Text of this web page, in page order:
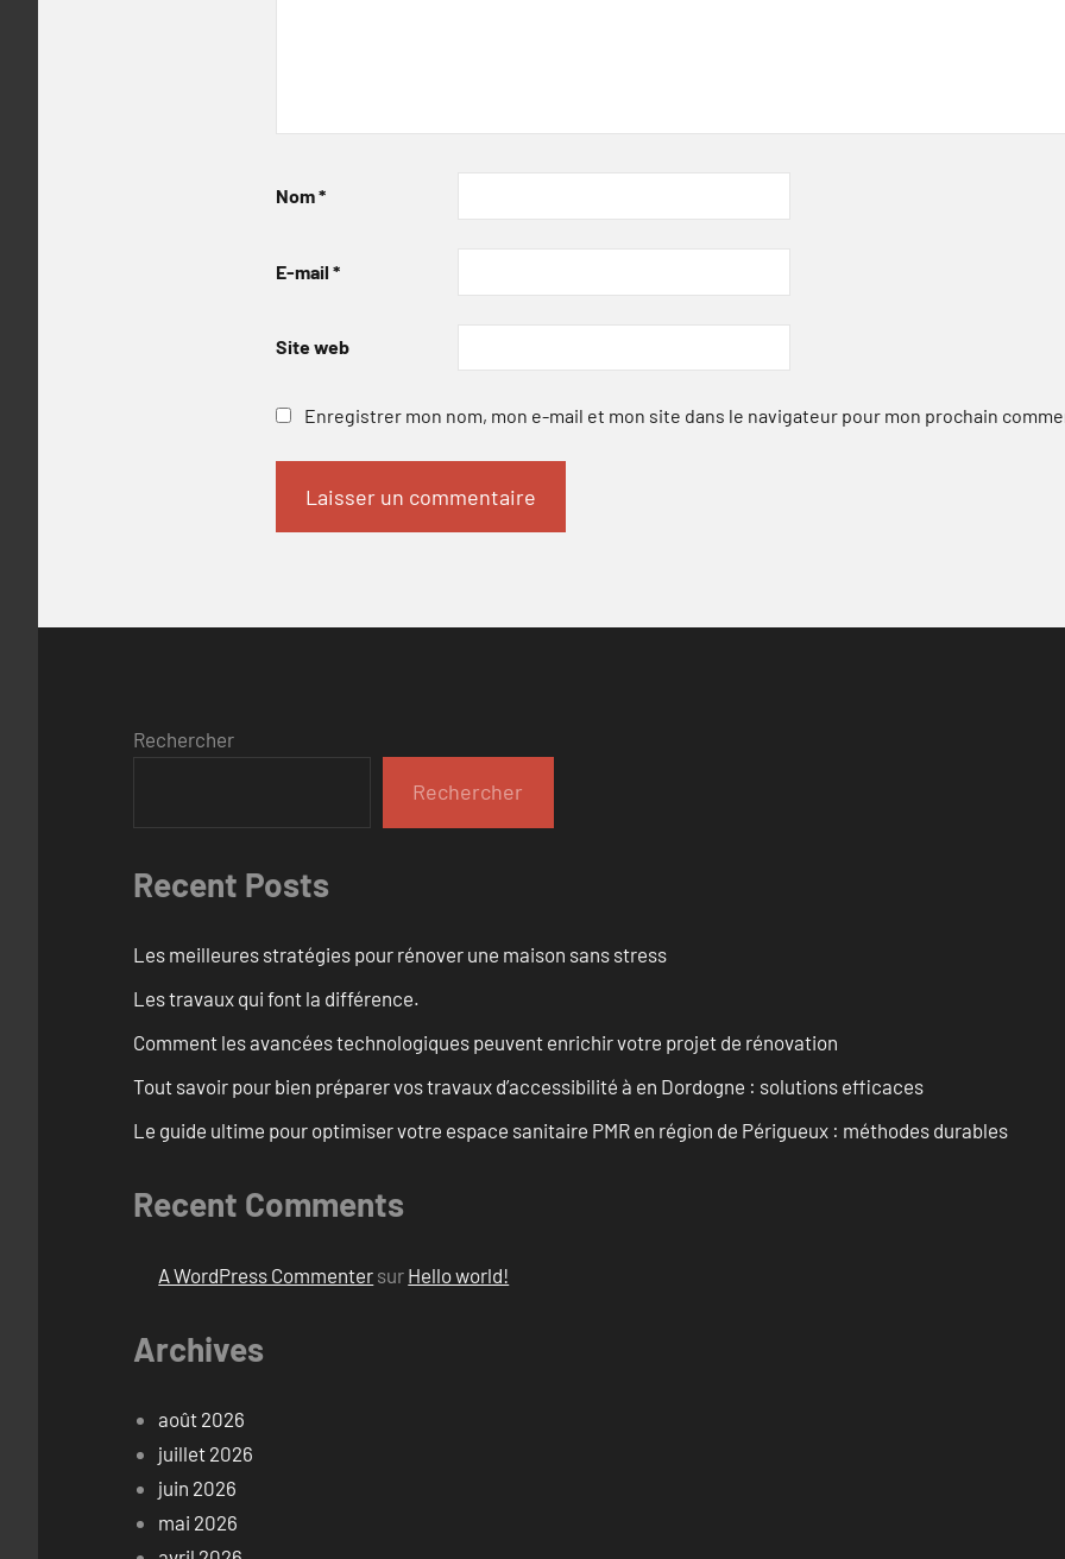
Nom*
E-mail *
Site web
Enregistrer mon nom, mon e-mail et mon site dans le navigateur pour mon prochain
Rechercher
Rechercher
Recent Posts
Les meilleures stratégies pour rénover une maison sans stress
Les travaux qui font la différence.
Comment les avancées technologiques peuvent enrichir votre projet de rénovation
Tout savoir pour bien préparer vos travaux d’accessibilité à en Dordogne : solutions efficaces
Le guide ultime pour optimiser votre espace sanitaire PMR en région de Périgueux : méthodes durables
Recent Comments
A WordPress Commenter sur Hello world!
Archives
août 2026
juillet 2026
juin 2026
mai 2026